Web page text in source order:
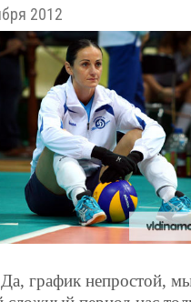
2012
график непростой,